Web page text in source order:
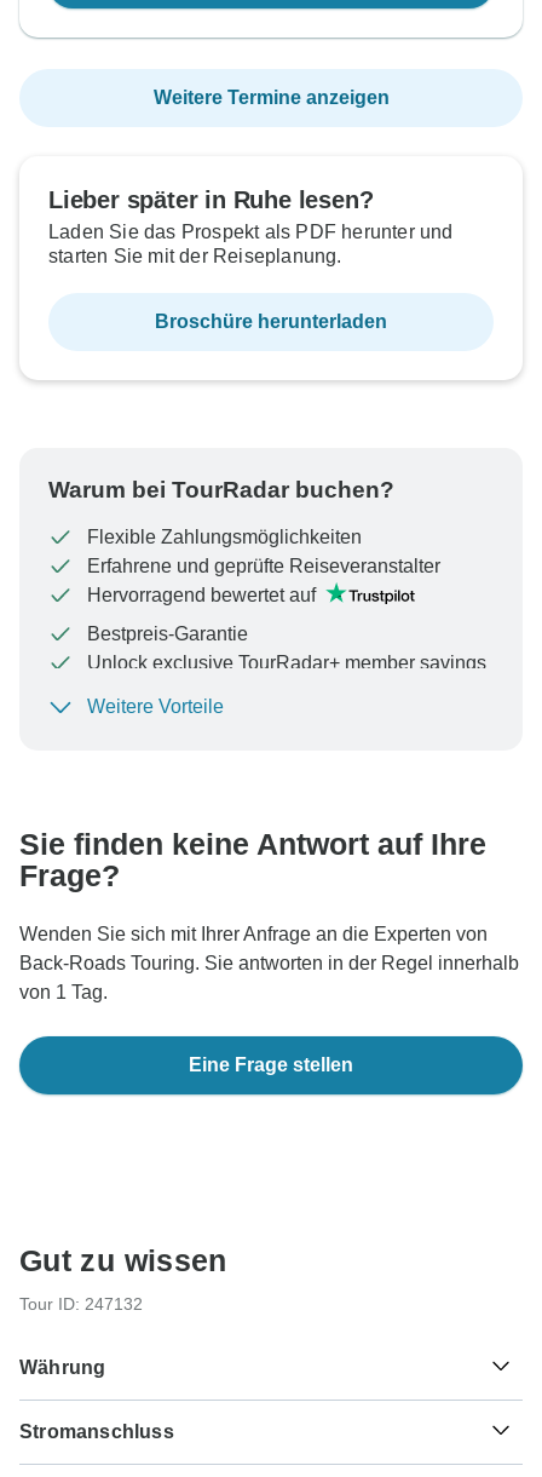
Weitere Termine anzeigen
Lieber später in Ruhe lesen?
Laden Sie das Prospekt als PDF herunter und
starten Sie mit der Reiseplanung.
Broschüre herunterladen
Warum bei TourRadar buchen?
Flexible Zahlungsmöglichkeiten
Erfahrene und geprüfte Reiseveranstalter
Hervorragend bewertet auf
Bestpreis-Garantie
Unlock exclusive TourRadar+ member savings
Um Ihre Zahlung zu schützen und sicherzustellen,
Weitere Vorteile
Sie finden keine Antwort auf Ihre
Frage?
Wenden Sie sich mit Ihrer Anfrage an die Experten von
Back-Roads Touring. Sie antworten in der Regel innerhalb
von 1 Tag.
Eine Frage stellen
Gut zu wissen
Tour ID: 247132
Währung
£ England und Schottland
Stromanschluss